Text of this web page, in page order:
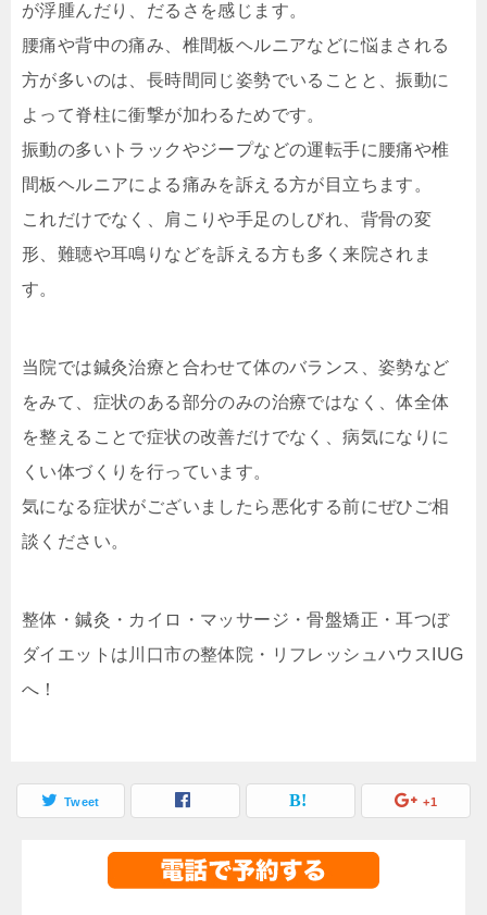
が浮腫んだり、だるさを感じます。
腰痛や背中の痛み、椎間板ヘルニアなどに悩まされる
方が多いのは、長時間同じ姿勢でいることと、振動に
よって脊柱に衝撃が加わるためです。
振動の多いトラックやジープなどの運転手に腰痛や椎
間板ヘルニアによる痛みを訴える方が目立ちます。
これだけでなく、肩こりや手足のしびれ、背骨の変
形、難聴や耳鳴りなどを訴える方も多く来院されま
す。
当院では鍼灸治療と合わせて体のバランス、姿勢など
をみて、症状のある部分のみの治療ではなく、体全体
を整えることで症状の改善だけでなく、病気になりに
くい体づくりを行っています。
気になる症状がございましたら悪化する前にぜひご相
談ください。
整体・鍼灸・カイロ・マッサージ・骨盤矯正・耳つぼ
ダイエットは川口市の整体院・リフレッシュハウスIUG
へ！
Tweet +1